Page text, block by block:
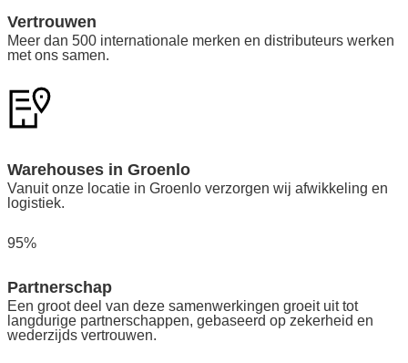
Vertrouwen
Meer dan 500 internationale merken en distributeurs werken
met ons samen.
Warehouses in Groenlo
Vanuit onze locatie in Groenlo verzorgen wij afwikkeling en
logistiek.
95%
Partnerschap
Een groot deel van deze samenwerkingen groeit uit tot
langdurige partnerschappen, gebaseerd op zekerheid en
wederzijds vertrouwen.​